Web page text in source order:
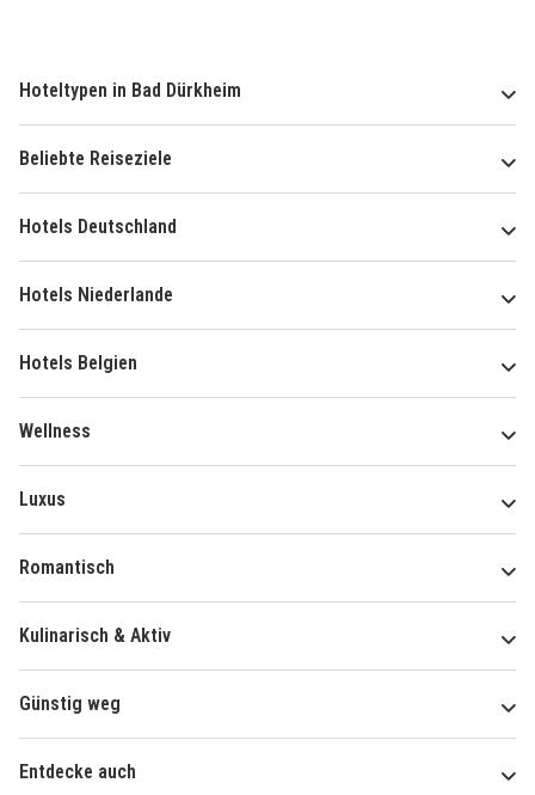
Hoteltypen in Bad Dürkheim
Beliebte Reiseziele
Hotels Deutschland
Hotels Niederlande
Hotels Belgien
Wellness
Luxus
Romantisch
Kulinarisch & Aktiv
Günstig weg
Entdecke auch